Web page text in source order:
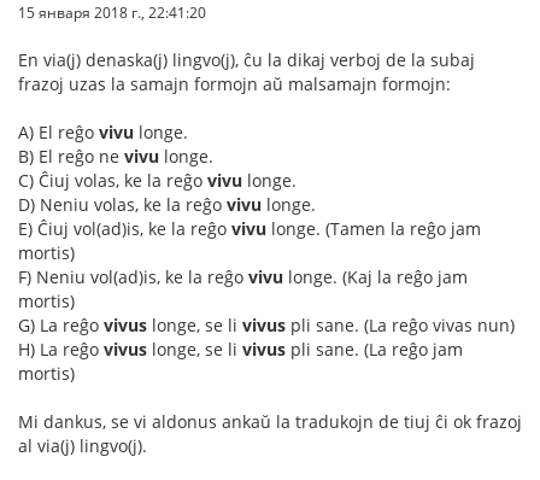
15 января 2018 г., 22:41:20
En via(j) denaska(j) lingvo(j), ĉu la dikaj verboj de la subaj
frazoj uzas la samajn formojn aŭ malsamajn formojn:
A) El reĝo vivu longe.
B) El reĝo ne vivu longe.
C) Ĉiuj volas, ke la reĝo vivu longe.
D) Neniu volas, ke la reĝo vivu longe.
E) Ĉiuj vol(ad)is, ke la reĝo vivu longe. (Tamen la reĝo jam
mortis)
F) Neniu vol(ad)is, ke la reĝo vivu longe. (Kaj la reĝo jam
mortis)
G) La reĝo vivus longe, se li vivus pli sane. (La reĝo vivas nun)
H) La reĝo vivus longe, se li vivus pli sane. (La reĝo jam
mortis)
Mi dankus, se vi aldonus ankaŭ la tradukojn de tiuj ĉi ok frazoj
al via(j) lingvo(j).